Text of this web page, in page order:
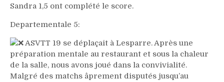
Sandra 1,5 ont complété le score.
Departementale 5:
ASVTT 19 se déplaçait à Lesparre. Après une
préparation mentale au restaurant et sous la chaleur
de la salle, nous avons joué dans la convivialité.
Malgré des matchs âprement disputés jusqu’au